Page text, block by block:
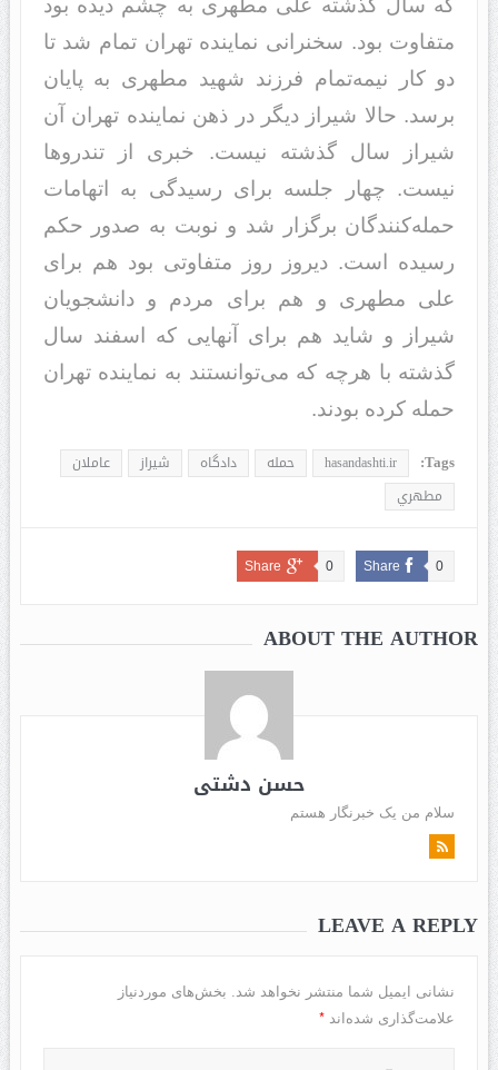
که سال گذشته علی مطهری به چشم دیده بود
متفاوت بود. سخنرانی نماینده تهران تمام شد تا
دو کار نیمه‌تمام فرزند شهید مطهری به پایان
برسد. حالا شیراز دیگر در ذهن نماینده تهران آن
شیراز سال گذشته نیست. خبری از تندروها
نیست. چهار جلسه برای رسیدگی به اتهامات
حمله‌کنندگان برگزار شد و نوبت به صدور حکم
رسیده است. دیروز روز متفاوتی بود هم برای
علی مطهری و هم برای مردم و دانشجویان
شیراز و شاید هم برای آنهایی که اسفند سال
گذشته با هرچه که می‌توانستند به نماینده تهران
حمله کرده بودند.
Tags:
hasandashti.ir حمله دادگاه شيراز
عاملان
مطهري
Share 0
Share 0
ABOUT THE AUTHOR
حسن دشتی
سلام من یک خبرنگار هستم
LEAVE A REPLY
نشانی ایمیل شما منتشر نخواهد شد. بخش‌های موردنیاز
علامت‌گذاری شده‌اند *